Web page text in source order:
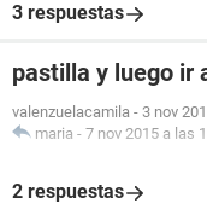
3 respuestas
pastilla y luego ir
valenzuelacamila - 3 nov
maria - 7 nov 2015 a las
2 respuestas